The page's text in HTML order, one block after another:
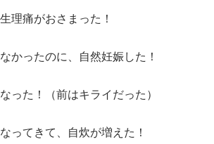
理痛がおさまった！
かったのに、自然妊娠した！
った！（前はキライだった）
ってきて、自炊が増えた！